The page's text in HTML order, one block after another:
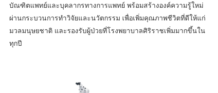
บัณฑิตแพทย์และบุคลากรทางการแพทย์ พร้อมสร้างองค์ความรู้ใหม่
ผ่านกระบวนการทำวิจัยและนวัตกรรม เพื่อเพิ่มคุณภาพชีวิตที่ดีให้แก่
มวลมนุษยชาติ และรองรับผู้ป่วยที่โรงพยาบาลศิริราชเพิ่มมากขึ้นใน
ทุกปี